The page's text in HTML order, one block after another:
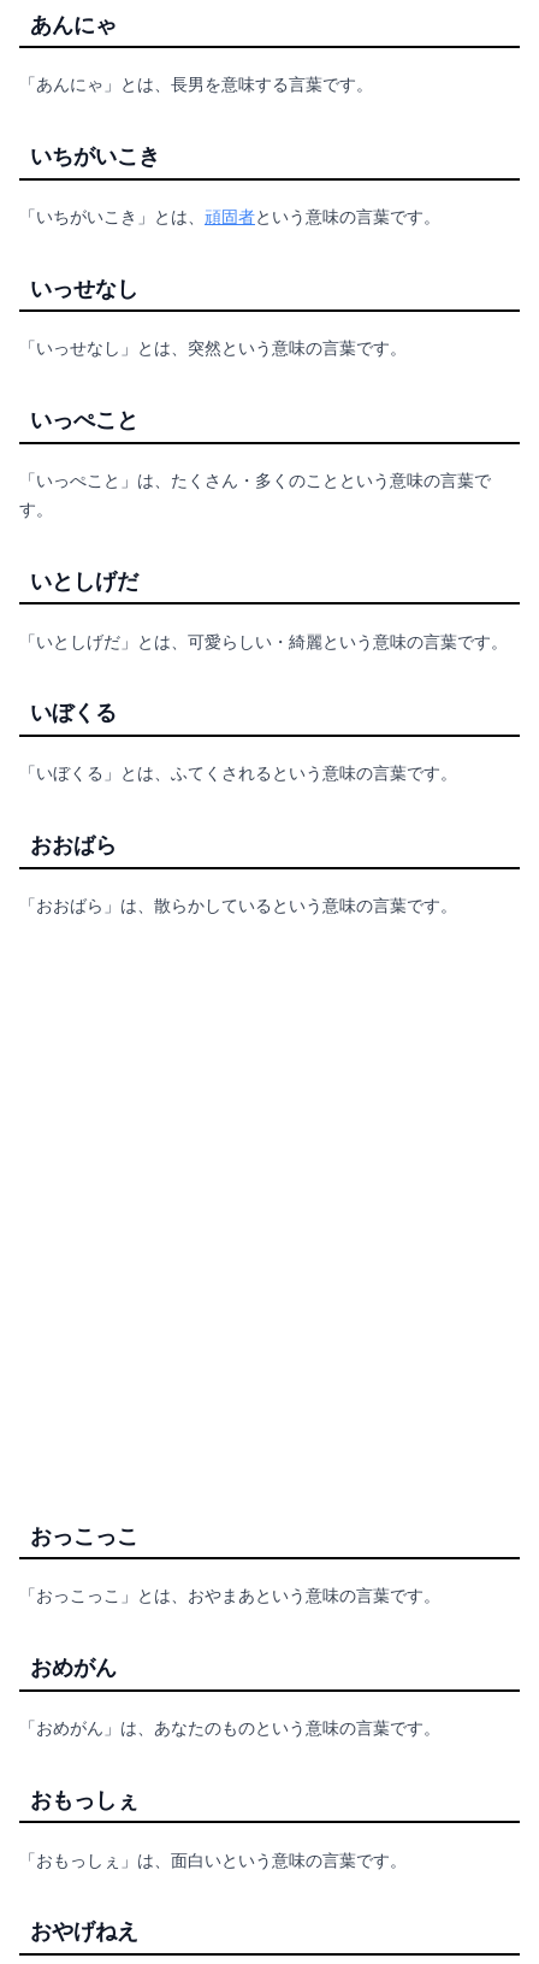
あんにゃ
「あんにゃ」とは、長男を意味する言葉です。
いちがいこき
「いちがいこき」とは、 頑固者という意味の言葉です。
いっせなし
「いっせなし」とは、突然という意味の言葉です。
いっぺこと
「いっぺこと」は、たくさん・多くのことという意味の言葉で
す。
いとしげだ
「いとしげだ」とは、可愛らしい・綺麗という意味の言葉です。
いぼくる
「いぼくる」とは、ふてくされるという意味の言葉です。
おおばら
「おおばら」は、散らかしているという意味の言葉です。
おっこっこ
「おっこっこ」とは、おやまあという意味の言葉です。
おめがん
「おめがん」は、あなたのものという意味の言葉です。
おもっしぇ
「おもっしぇ」は、面白いという意味の言葉です。
おやげねえ